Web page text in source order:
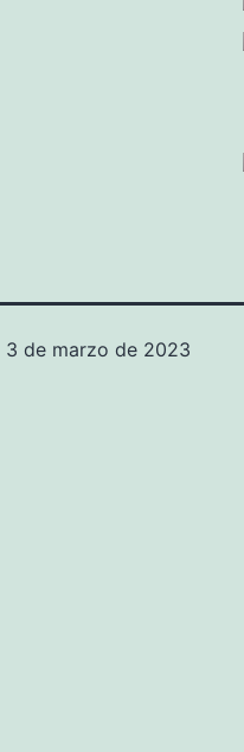
3 de marzo de 2023